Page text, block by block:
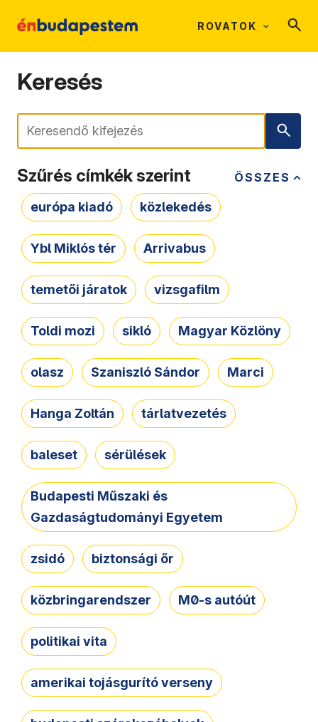
ROVATOK
Keresés
Keresés
ÖSSZES
Szűrés címkék szerint
európa kiadó közlekedés
Ybl Miklós tér Arrivabus
temetői járatok vizsgafilm
Toldi mozi sikló Magyar Közlöny
olasz Szaniszló Sándor Marci
Hanga Zoltán tárlatvezetés
baleset sérülések
Budapesti Műszaki és
Gazdaságtudományi Egyetem
zsidó biztonsági őr
közbringarendszer M0-s autóút
politikai vita
amerikai tojásgurító verseny